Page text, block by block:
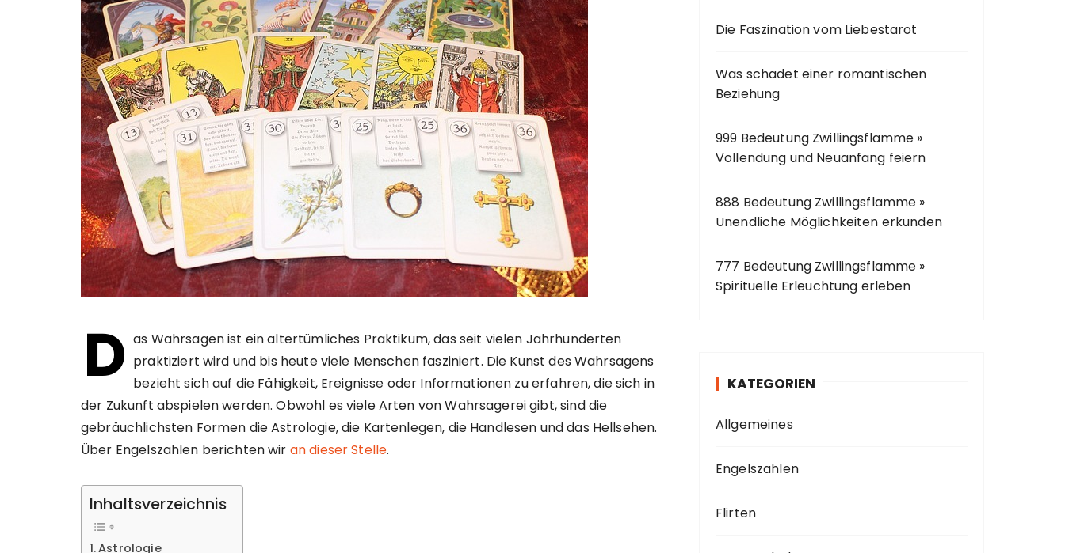
D as Wahrsagen ist ein altertümliches Praktikum, das seit vielen Jahrhunderten
praktiziert wird und bis heute viele Menschen fasziniert. Die Kunst des Wahrsagens
bezieht sich auf die Fähigkeit, Ereignisse oder Informationen zu erfahren, die sich in
der Zukunft abspielen werden. Obwohl es viele Arten von Wahrsagerei gibt, sind die
gebräuchlichsten Formen die Astrologie, die Kartenlegen, die Handlesen und das Hellsehen.
Über Engelszahlen berichten wir an dieser Stelle.
Inhaltsverzeichnis
Astrologie
h
Die Faszination vom Liebestarot
Was schadet einer romantischen
Beziehung
999 Bedeutung Zwillingsflamme »
Vollendung und Neuanfang feiern
888 Bedeutung Zwillingsflamme »
Unendliche Möglichkeiten erkunden
777 Bedeutung Zwillingsflamme »
Spirituelle Erleuchtung erleben
KATEGORIEN
Allgemeines
Engelszahlen
Flirten